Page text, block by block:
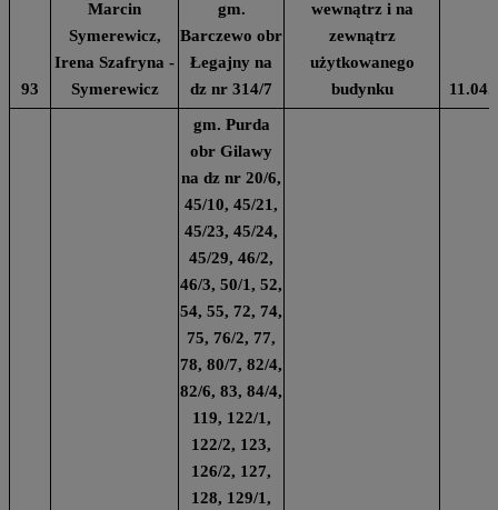
93
Marcin
Symerewicz,
Irena Szafryna -
Symerewicz
gm.
Barczewo obr
Łegajny na
dz nr 314/7
wewnątrz i na
zewnątrz
użytkowanego
budynku
gm. Purda
obr Gilawy
na dz nr 20/6,
45/10, 45/21,
45/23, 45/24,
45/29, 46/2,
46/3, 50/1, 52,
54, 55, 72, 74,
75, 76/2, 77,
78, 80/7, 82/4,
82/6, 83, 84/4,
119, 122/1,
122/2, 123,
126/2, 127,
128, 129/1,